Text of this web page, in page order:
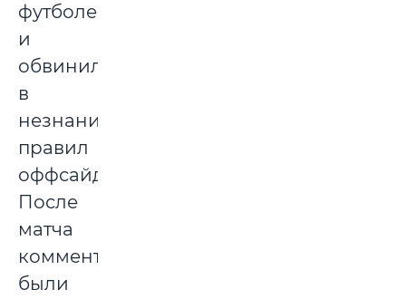
футболе
и
обвинили
в
незнании
правил
оффсайда.
После
матча
комментаторы
были